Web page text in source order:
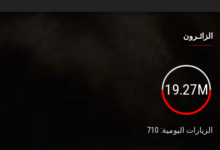
الزائـرون
19.27M
الزيارات اليومية: 710